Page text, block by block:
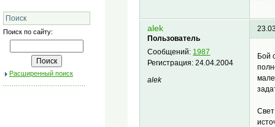
Поиск
Поиск по сайту:
Расширенный поиск
alek
Пользователь
Сообщений: 1987
Регистрация:24.04.2004
alek
Бой